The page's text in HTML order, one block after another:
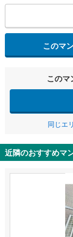
このマ
この
同じエ
近隣のおすすめマ